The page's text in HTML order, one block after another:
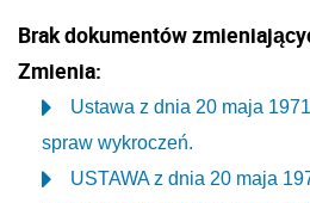
Brak dokumentów
Zmienia:
Ustawa z dnia 20 maja
spraw wykroczeń.
USTAWA z dnia 20 maja